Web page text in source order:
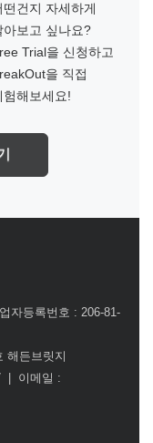
떤건지 자세하게
아보고 싶나요?
Trial을 신청하고
을 직접
험해보세요!
자등록번호 : 206-81-
해든브릿지
| 이메일 :